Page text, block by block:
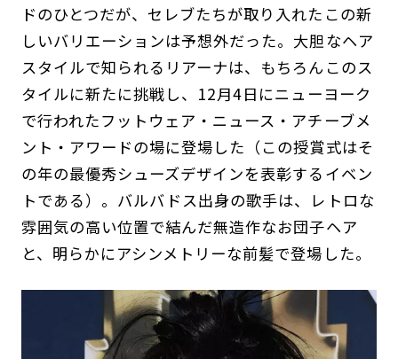
ドのひとつだが、セレブたちが取り入れたこの新
しいバリエーションは予想外だった。大胆なヘア
スタイルで知られるリアーナは、もちろんこのス
タイルに新たに挑戦し、12月4日にニューヨーク
で行われたフットウェア・ニュース・アチーブメ
ント・アワードの場に登場した（この授賞式はそ
の年の最優秀シューズデザインを表彰するイベン
トである）。バルバドス出身の歌手は、レトロな
雰囲気の高い位置で結んだ無造作なお団子ヘア
と、明らかにアシンメトリーな前髪で登場した。